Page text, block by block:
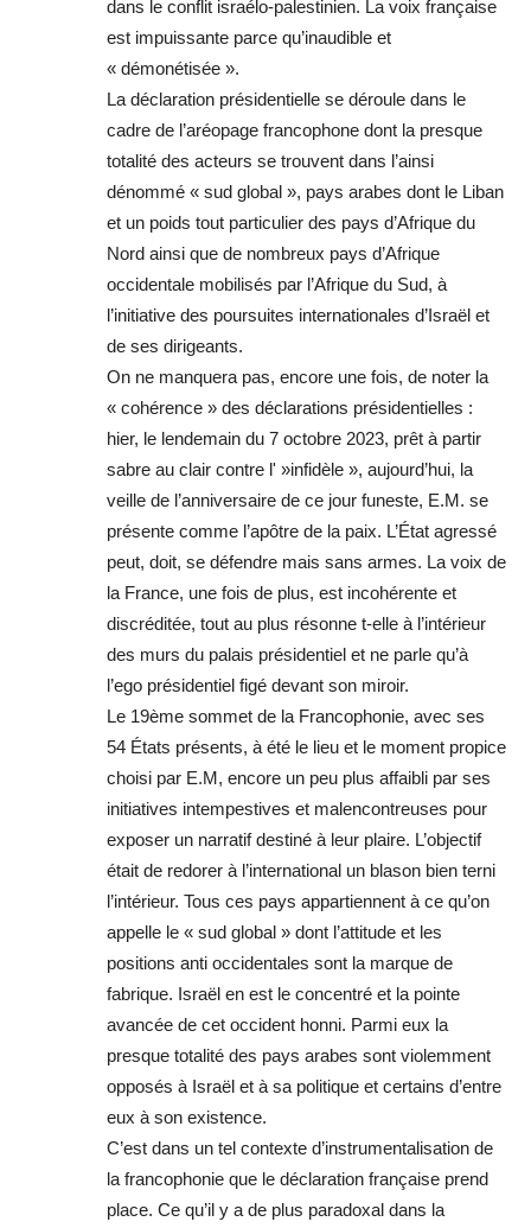
dans le conflit israélo-palestinien. La voix française
est impuissante parce qu’inaudible et
« démonétisée ».
La déclaration présidentielle se déroule dans le
cadre de l’aréopage francophone dont la presque
totalité des acteurs se trouvent dans l’ainsi
dénommé « sud global », pays arabes dont le Liban
et un poids tout particulier des pays d’Afrique du
Nord ainsi que de nombreux pays d’Afrique
occidentale mobilisés par l’Afrique du Sud, à
l’initiative des poursuites internationales d’Israël et
de ses dirigeants.
On ne manquera pas, encore une fois, de noter la
« cohérence » des déclarations présidentielles :
hier, le lendemain du 7 octobre 2023, prêt à partir
sabre au clair contre l' »infidèle », aujourd’hui, la
veille de l’anniversaire de ce jour funeste, E.M. se
présente comme l’apôtre de la paix. L’État agressé
peut, doit, se défendre mais sans armes. La voix de
la France, une fois de plus, est incohérente et
discréditée, tout au plus résonne t-elle à l’intérieur
des murs du palais présidentiel et ne parle qu’à
l’ego présidentiel figé devant son miroir.
Le 19ème sommet de la Francophonie, avec ses
54 États présents, à été le lieu et le moment propice
choisi par E.M, encore un peu plus affaibli par ses
initiatives intempestives et malencontreuses pour
exposer un narratif destiné à leur plaire. L’objectif
était de redorer à l’international un blason bien terni
l’intérieur. Tous ces pays appartiennent à ce qu’on
appelle le « sud global » dont l’attitude et les
positions anti occidentales sont la marque de
fabrique. Israël en est le concentré et la pointe
avancée de cet occident honni. Parmi eux la
presque totalité des pays arabes sont violemment
opposés à Israël et à sa politique et certains d’entre
eux à son existence.
C’est dans un tel contexte d’instrumentalisation de
la francophonie que le déclaration française prend
place. Ce qu’il y a de plus paradoxal dans la